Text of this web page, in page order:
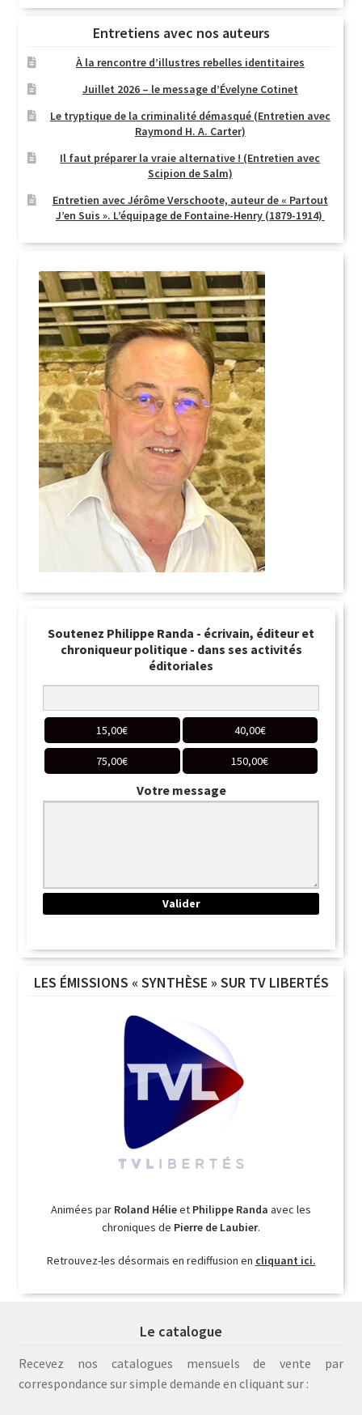
Entretiens avec nos auteurs
À la rencontre d’illustres rebelles identitaires
Juillet 2026 – le message d’Évelyne Cotinet
Le tryptique de la criminalité démasqué (Entretien avec
Raymond H. A. Carter)
Il faut préparer la vraie alternative ! (Entretien avec
Scipion de Salm)
Entretien avec Jérôme Verschoote, auteur de « Partout
J’en Suis ». L’équipage de Fontaine-Henry (1879-1914)
Soutenez Philippe Randa - écrivain, éditeur et
chroniqueur politique - dans ses activités
éditoriales
15,00€ 40,00€
75,00€ 150,00€
Votre message
LES ÉMISSIONS « SYNTHÈSE » SUR TV LIBERTÉS
Animées par Roland Hélieet Philippe Randa avec les
chroniques de Pierre de Laubier.
Retrouvez-les désormais en rediffusion en cliquant ici.
Le catalogue
Recevez nos catalogues mensuels de vente par
correspondance sur simple demande en cliquant sur :